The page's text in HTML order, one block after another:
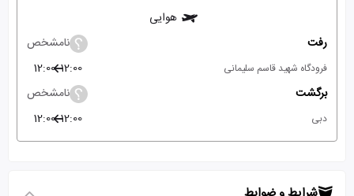
هوایی
رفت
نامشخص
فرودگاه شهید قاسم سلیمانی 12:00
12:00
برگشت
نامشخص
دبی 12:00
12:00